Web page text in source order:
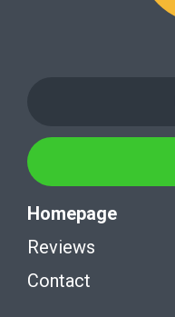
Homepage
Reviews
Contact